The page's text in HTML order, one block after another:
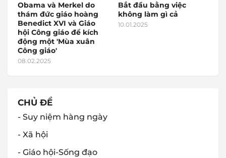
Obama và Merkel do
thám đức giáo hoàng
Benedict XVI và Giáo
hội Công giáo để kích
động một 'Mùa xuân
Công giáo'
08.02.2025
Bắt đầu bằng việc
không làm gì cả
10.01.2025
CHỦ ĐỀ
- Suy niệm hàng ngày
- Xã hội
- Giáo hội-Sống đạo